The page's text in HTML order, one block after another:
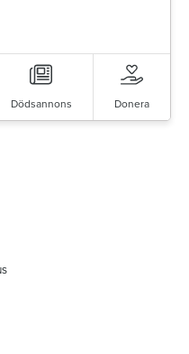
Dödsannons Donera